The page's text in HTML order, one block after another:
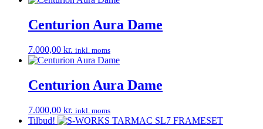
Centurion Aura Dame
7.000,00 kr. inkl. moms
Centurion Aura Dame
7.000,00 kr. inkl. moms
Tilbud!